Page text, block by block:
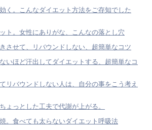
く。こんなダイエット方法をご存知でした
ト。女性にありがな、こんなの落とし穴
させて、リバウンドしない、超簡単なコツ
いほど汗出してダイエットする、超簡単なコ
リバウンドしない人は、自分の事をこう考え
ょっとした工夫で代謝が上がる。
。食べても太らないダイエット呼吸法